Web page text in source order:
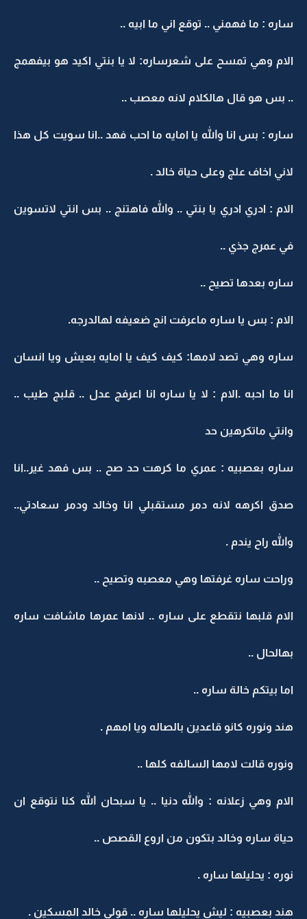
ساره : ما فهمني .. توقع اني ما ابيه ..
الام وهي تمسح على شعرساره: لا يا بنتي اكيد هو بيفهمج
.. بس هو قال هالكلام لانه معصب ..
ساره : بس انا والله يا امايه ما احب فهد ..انا سويت كل هذا
لاني اخاف علج وعلى حياة خالد .
الام : ادري ادري يا بنتي .. والله فاهتنج .. بس انتي لاتسوين
في عمرج جذي ..
ساره بعدها تصيح ..
الام : بس يا ساره ماعرفت انج ضعيفه لهالدرجه.
ساره وهي تصد لامها: كيف كيف يا امايه بعيش ويا انسان
انا ما احبه .الام : لا يا ساره انا اعرفج عدل .. قلبج طيب ..
وانتي ماتكرهين حد
ساره بعصبيه : عمري ما كرهت حد صح .. بس فهد غير..انا
صدق اكرهه لانه دمر مستقبلي انا وخالد ودمر سعادتي..
والله راح يندم .
وراحت ساره غرفتها وهي معصبه وتصيح ..
الام قلبها نتقطع على ساره .. لانها عمرها ماشافت ساره
بهالحال ..
اما بيتكم خالة ساره ..
هند ونوره كانو قاعدين بالصاله ويا امهم .
ونوره قالت لامها السالفه كلها ..
الام وهي زعلانه : والله دنيا .. يا سبحان الله كنا نتوقع ان
حياة ساره وخالد بتكون من اروع القصص ..
نوره : يحليلها ساره .
هند بعصبيه : ليش يحليلها ساره .. قولي خالد المسكين .